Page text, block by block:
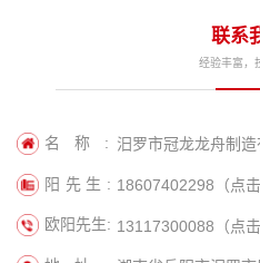
联系
经验丰富，
名称:汨罗市冠龙龙舟制造
阳先生: 18607402298（点击
欧阳先生: 13117300088（点击